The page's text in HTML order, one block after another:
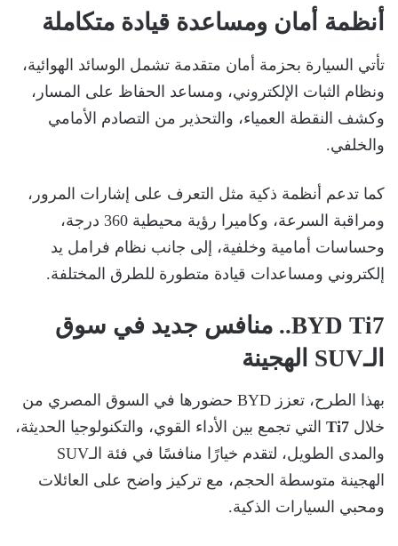
أنظمة أمان ومساعدة قيادة متكاملة
تأتي السيارة بحزمة أمان متقدمة تشمل الوسائد الهوائية،
ونظام الثبات الإلكتروني، ومساعد الحفاظ على المسار،
وكشف النقطة العمياء، والتحذير من التصادم الأمامي
والخلفي.
كما تدعم أنظمة ذكية مثل التعرف على إشارات المرور،
ومراقبة السرعة، وكاميرا رؤية محيطية 360 درجة،
وحساسات أمامية وخلفية، إلى جانب نظام فرامل يد
إلكتروني ومساعدات قيادة متطورة للطرق المختلفة.
BYD Ti7.. منافس جديد في سوق
الـSUV الهجينة
بهذا الطرح، تعزز BYD حضورها في السوق المصري من
خلال Ti7 التي تجمع بين الأداء القوي، والتكنولوجيا الحديثة،
والمدى الطويل، لتقدم خيارًا منافسًا في فئة الـSUV
الهجينة متوسطة الحجم، مع تركيز واضح على العائلات
ومحبي السيارات الذكية.